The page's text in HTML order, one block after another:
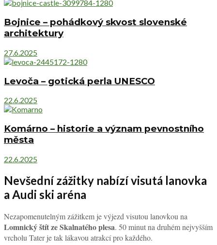
Bojnice – pohádkový skvost slovenské
architektury
27.6.2025
Levoča – gotická perla UNESCO
22.6.2025
Komárno – historie a význam pevnostního
města
22.6.2025
Nevšední zážitky nabízí visutá lanovka
a Audi ski aréna
Nezapomenutelným zážitkem je výjezd visutou lanovkou na
Lomnický štít ze Skalnatého plesa. 50 minut na druhém nejvyšším
vrcholu Tater je tak lákavou atrakcí pro každého.